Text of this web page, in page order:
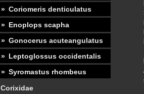
Coriomeris denticulatus
Enoplops scapha
Gonocerus acuteangulatus
Leptoglossus occidentalis
Syromastus rhombeus
Corixidae